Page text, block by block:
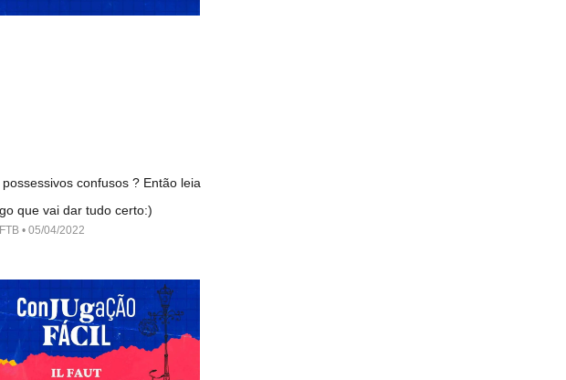
confusos ? Então leia
que vai dar tudo certo:)
05/04/2022